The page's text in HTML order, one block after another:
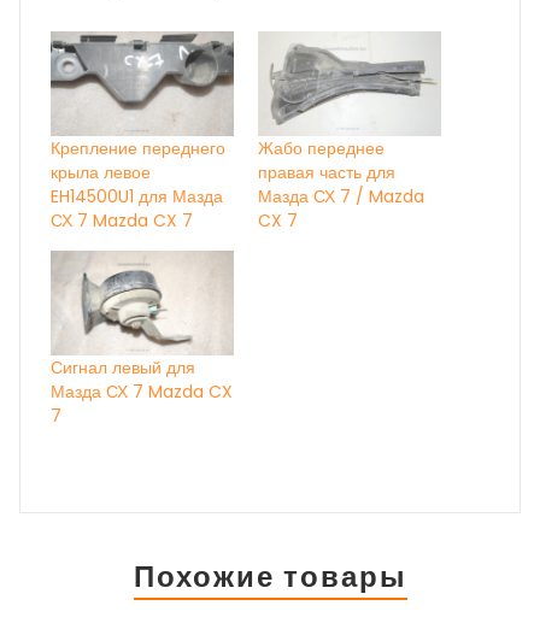
Крепление переднего
крыла левое
EH14500U1 для Мазда
СХ 7 Mazda CX 7
Жабо переднее
правая часть для
Мазда СХ 7 / Mazda
CX 7
Сигнал левый для
Мазда СХ 7 Mazda CX
7
Похожие товары